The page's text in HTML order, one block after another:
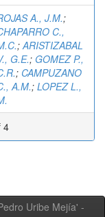
A., J.M.;
C.,
;ARISTIZABAL
G.E.; GOMEZ P.,
; CAMPUZANO
A.M.; LOPEZ L.,
4
Uribe Mejía' -